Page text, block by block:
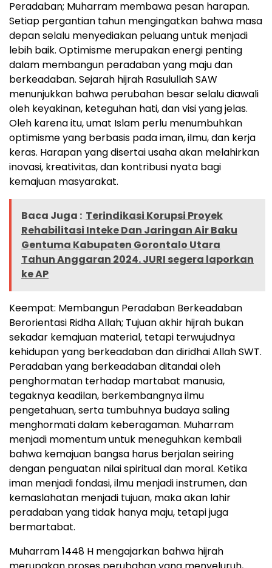
Peradaban; Muharram membawa pesan harapan.
Setiap pergantian tahun mengingatkan bahwa masa
depan selalu menyediakan peluang untuk menjadi
lebih baik. Optimisme merupakan energi penting
dalam membangun peradaban yang maju dan
berkeadaban. Sejarah hijrah Rasulullah SAW
menunjukkan bahwa perubahan besar selalu diawali
oleh keyakinan, keteguhan hati, dan visi yang jelas.
Oleh karena itu, umat Islam perlu menumbuhkan
optimisme yang berbasis pada iman, ilmu, dan kerja
keras. Harapan yang disertai usaha akan melahirkan
inovasi, kreativitas, dan kontribusi nyata bagi
kemajuan masyarakat.
Baca Juga : Terindikasi Korupsi Proyek
Rehabilitasi Inteke Dan Jaringan Air Baku
Gentuma Kabupaten Gorontalo Utara
Tahun Anggaran 2024. JURI segera laporkan
ke AP
Keempat: Membangun Peradaban Berkeadaban
Berorientasi Ridha Allah; Tujuan akhir hijrah bukan
sekadar kemajuan material, tetapi terwujudnya
kehidupan yang berkeadaban dan diridhai Allah SWT.
Peradaban yang berkeadaban ditandai oleh
penghormatan terhadap martabat manusia,
tegaknya keadilan, berkembangnya ilmu
pengetahuan, serta tumbuhnya budaya saling
menghormati dalam keberagaman. Muharram
menjadi momentum untuk meneguhkan kembali
bahwa kemajuan bangsa harus berjalan seiring
dengan penguatan nilai spiritual dan moral. Ketika
iman menjadi fondasi, ilmu menjadi instrumen, dan
kemaslahatan menjadi tujuan, maka akan lahir
peradaban yang tidak hanya maju, tetapi juga
bermartabat.
Muharram 1448 H mengajarkan bahwa hijrah